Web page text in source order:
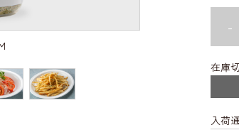
-
在庫
入荷